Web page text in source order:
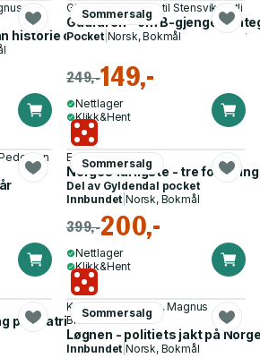
historie om dop, vold og raske penger
Sommersalg
Ghulam Abbas, Kjetil Stensvik Østli
Gudfaren - om B-gjengen,
Pocket| Norsk, Bokmål
249,-149,-
Nettlager
Klikk&Hent
Sommersalg
Erlend Frafjord
Norges farligste - tre
Del av Gyldendal pocket
Innbundet |Norsk, Bokmål
399,-200,-
Nettlager
Klikk&Hent
psykiatri : sviket mot de sykeste
Sommersalg
Kenneth Fossheim, Magnus
Braaten
Løgnen - politiets jakt på
Innbundet |Norsk, Bokmål